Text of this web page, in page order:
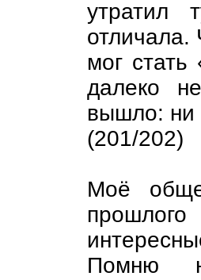
утратил
отличала.
мог
далеко
вышло: ни
(201/202)
Моё
Помню